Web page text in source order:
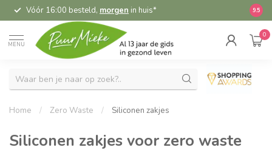
Vóór 16:00 besteld, morgen in huis* 9.5
MENU
0
Home / Zero Waste / Siliconen zakjes
Siliconen zakjes voor zero waste